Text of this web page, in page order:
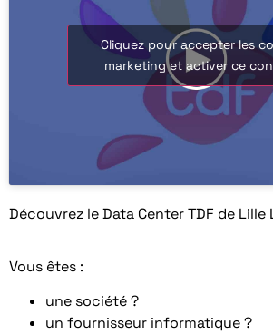
Cliquez pour accepter les
marketing et activer ce
Découvrez le Data Center TDF de Lille
Vous êtes :
une société ?
un fournisseur informatique ?